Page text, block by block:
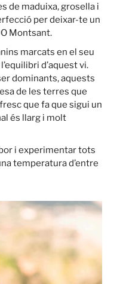
de maduixa, grosella i
per deixar-te un
Montsant.
marcats en el seu
d’aquest vi.
dominants, aquests
de les terres que
que fa que sigui un
és llarg i molt
i experimentar tots
temperatura d’entre